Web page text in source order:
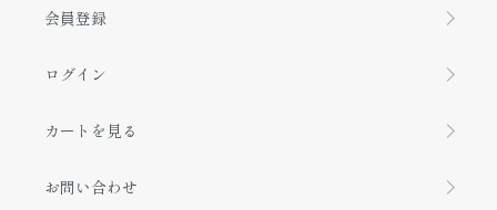
会員登録
ログイン
カートを見る
お問い合わせ